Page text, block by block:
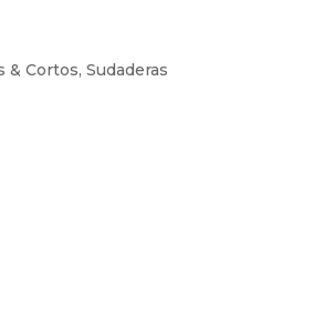
Cortos, Sudaderas